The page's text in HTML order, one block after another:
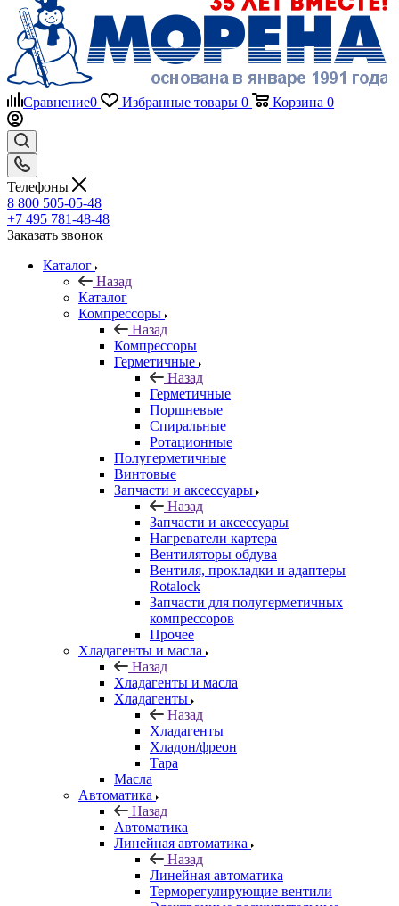
Сравнение0 Избранные товары 0 Корзина 0
Телефоны
8 800 505-05-48
+7 495 781-48-48
Заказать звонок
Каталог
Назад
Каталог
Компрессоры
Назад
Компрессоры
Герметичные
Назад
Герметичные
Поршневые
Спиральные
Ротационные
Полугерметичные
Винтовые
Запчасти и аксессуары
Назад
Запчасти и аксессуары
Нагреватели картера
Вентиляторы обдува
Вентиля, прокладки и адаптеры
Rotalock
Запчасти для полугерметичных
компрессоров
Прочее
Хладагенты и масла
Назад
Хладагенты и масла
Хладагенты
Назад
Хладагенты
Хладон/фреон
Тара
Масла
Автоматика
Назад
Автоматика
Линейная автоматика
Назад
Линейная автоматика
Терморегулирующие вентили